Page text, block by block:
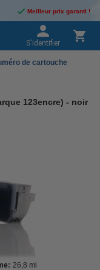
Meilleur prix garanti !
S'identifier
de cartouche
123encre) - noir
26,8 ml